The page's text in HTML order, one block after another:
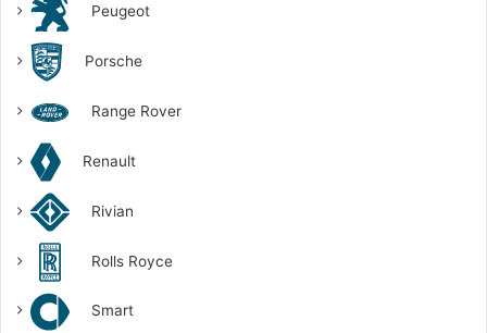
Peugeot
Porsche
Range Rover
Renault
Rivian
Rolls Royce
Smart